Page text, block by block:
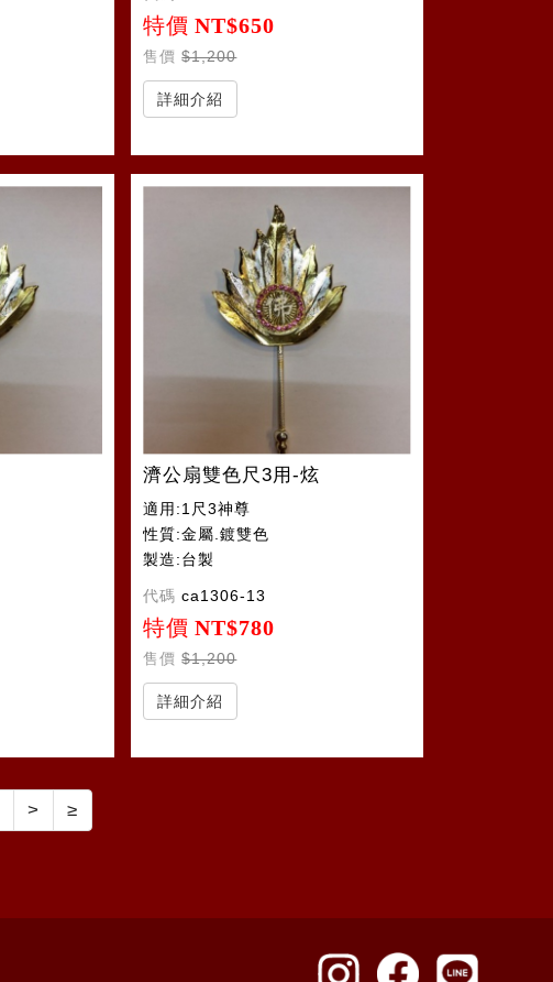
特價 NT$650
售價 $1,200
詳細介紹
濟公扇雙色尺3用-炫
適用:1尺3神尊
性質:金屬.鍍雙色
製造:台製
代碼 ca1306-13
特價 NT$780
售價 $1,200
詳細介紹
> ≥